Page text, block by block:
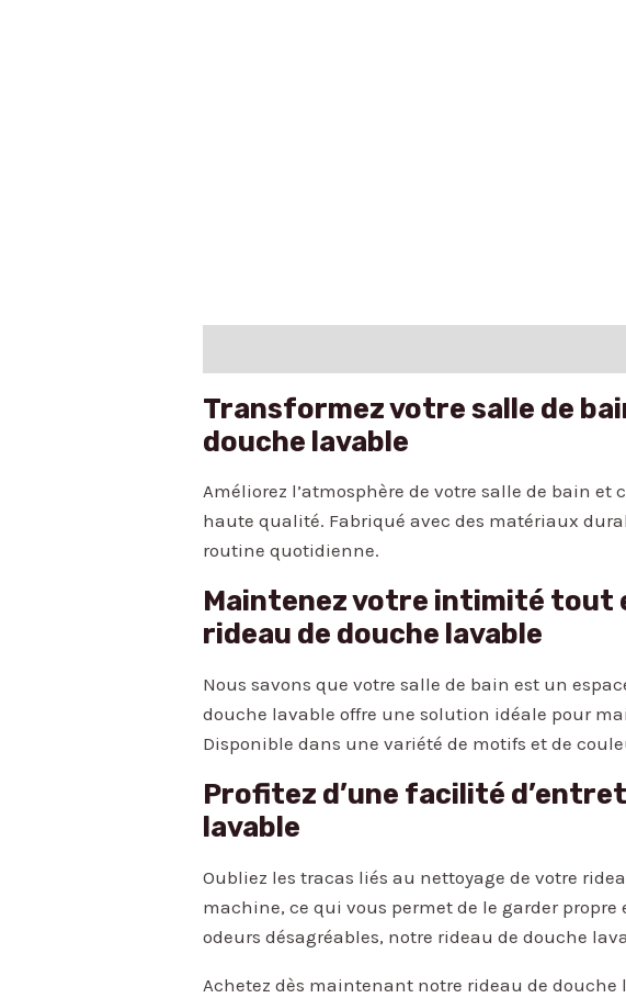
Transformez votre salle de
douche lavable
Améliorez l’atmosphère de votre salle de bain
haute qualité. Fabriqué avec des matériaux
routine quotidienne.
Maintenez votre intimité tout
rideau de douche lavable
Nous savons que votre salle de bain est un
douche lavable offre une solution idéale pour
Disponible dans une variété de motifs et de
Profitez d’une facilité
lavable
Oubliez les tracas liés au nettoyage de votre
machine, ce qui vous permet de le garder
odeurs désagréables, notre rideau de douche
Achetez dès maintenant notre rideau de douche